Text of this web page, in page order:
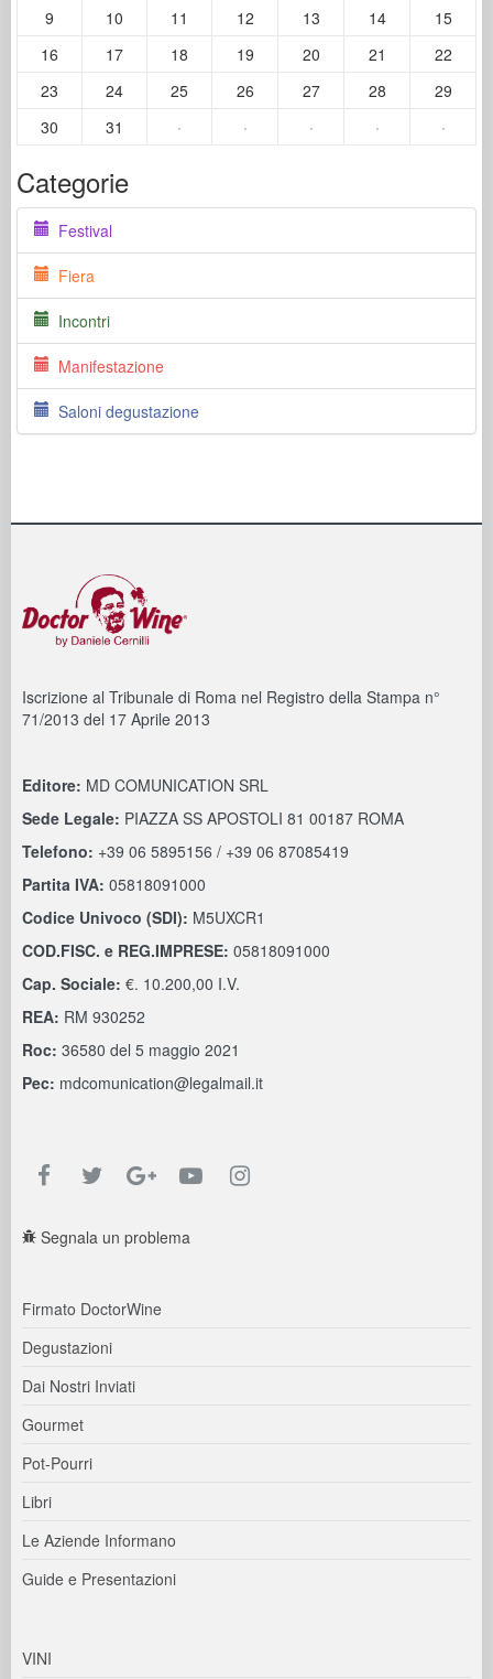
9 10 11 12 13 14
15
16
17 18 19 20 21
22
23
24 25 26 27 28
29
30
31 · · · · ·
Categorie
Festival
Fiera
Incontri
Manifestazione
Saloni degustazione
Iscrizione al Tribunale di Roma nel Registro della Stampa n°
71/2013 del 17 Aprile 2013
Editore: MD COMUNICATION SRL
Sede Legale: PIAZZA SS APOSTOLI 81 00187 ROMA
Telefono: +39 06 5895156 / +39 06 87085419
Partita IVA: 05818091000
Codice Univoco (SDI): M5UXCR1
COD.FISC. e REG.IMPRESE: 05818091000
Cap. Sociale: €. 10.200,00 I.V.
REA: RM 930252
Roc: 36580 del 5 maggio 2021
Pec: mdcomunication@legalmail.it
Segnala un problema
Firmato DoctorWine
Degustazioni
Dai Nostri Inviati
Gourmet
Pot-Pourri
Libri
Le Aziende Informano
Guide e Presentazioni
VINI